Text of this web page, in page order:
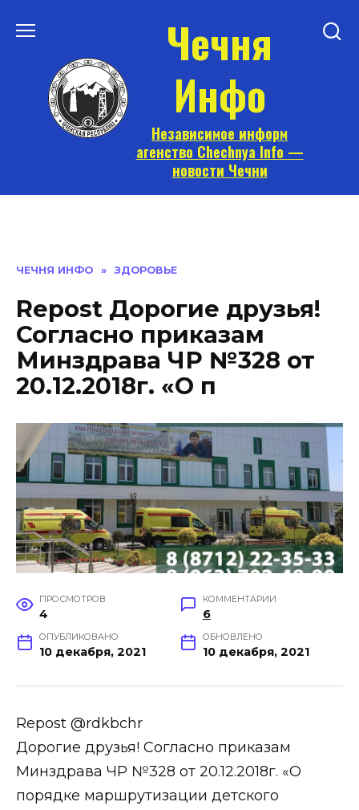
Чечня
Инфо
Независимое информ
агенство Chechnya Info —
новости Чечни
ЧЕЧНЯ ИНФО » ЗДОРОВЬЕ
Repost Дорогие друзья!
Согласно приказам
Минздрава ЧР №328 от
20.12.2018г. «О п
ПРОСМОТРОВ
4
КОММЕНТАРИИ
6
ОПУБЛИКОВАНО
10 декабря, 2021
ОБНОВЛЕНО
10 декабря, 2021
Repost @rdkbchr
Дорогие друзья! Согласно приказам
Минздрава ЧР №328 от 20.12.2018г. «О
порядке маршрутизации детского